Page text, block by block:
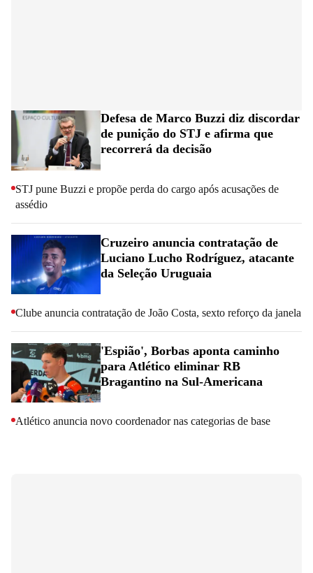
Defesa de Marco Buzzi diz discordar
de punição do STJ e afirma que
recorrerá da decisão
STJ pune Buzzi e propõe perda do cargo após acusações de
assédio
Cruzeiro anuncia contratação de
Luciano Lucho Rodríguez, atacante
da Seleção Uruguaia
Clube anuncia contratação de João Costa, sexto reforço da janela
'Espião', Borbas aponta caminho
para Atlético eliminar RB
Bragantino na Sul-Americana
Atlético anuncia novo coordenador nas categorias de base